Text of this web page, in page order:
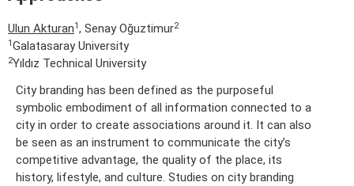
Ulun Akturan1, Senay Oğuztimur2
1Galatasaray University
2Yıldız Technical University
City branding has been defined as the purposeful
symbolic embodiment of all information connected to a
city in order to create associations around it. It can also
be seen as an instrument to communicate the city’s
competitive advantage, the quality of the place, its
history, lifestyle, and culture. Studies on city branding